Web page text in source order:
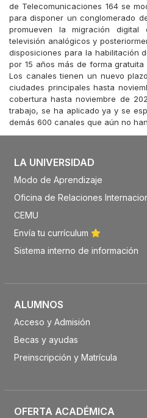
de Telecomunicaciones 164 se
para disponer un conglomerado
promueven la migración
televisión analógicos y
disposiciones para la habilitación
por 15 años más de forma
Los canales tienen un nuevo
ciudades principales hasta
cobertura hasta noviembre de
trabajo, se ha aplicado ya y se
demás 600 canales que aún no
LA UNIVERSIDAD
Modo de Aprendizaje
Oficina de Relaciones
CEMU
Envía tu currículum
Sistema interno de información
ALUMNOS
Acceso y Admisión
Becas y ayudas
Preinscripción y Matrícula
OFERTA ACADÉMICA